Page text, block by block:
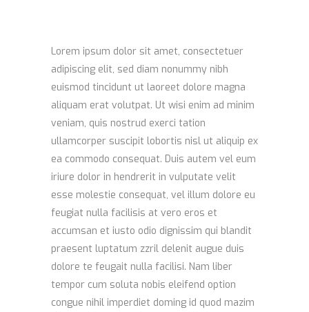
Lorem ipsum dolor sit amet, consectetuer
adipiscing elit, sed diam nonummy nibh
euismod tincidunt ut laoreet dolore magna
aliquam erat volutpat. Ut wisi enim ad minim
veniam, quis nostrud exerci tation
ullamcorper suscipit lobortis nisl ut aliquip ex
ea commodo consequat. Duis autem vel eum
iriure dolor in hendrerit in vulputate velit
esse molestie consequat, vel illum dolore eu
feugiat nulla facilisis at vero eros et
accumsan et iusto odio dignissim qui blandit
praesent luptatum zzril delenit augue duis
dolore te feugait nulla facilisi. Nam liber
tempor cum soluta nobis eleifend option
congue nihil imperdiet doming id quod mazim